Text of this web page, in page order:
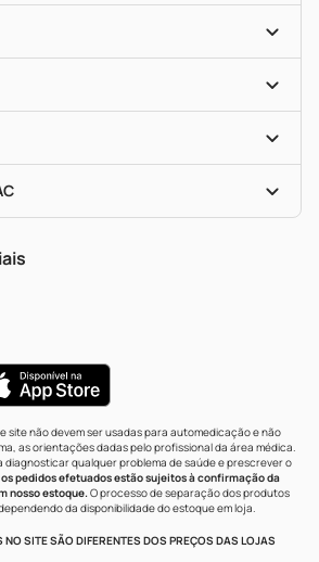
Brasil
site não devem ser usadas para automedicação e não
as orientações dadas pelo profissional da área médica.
diagnosticar qualquer problema de saúde e prescrever o
os pedidos efetuados estão sujeitos à confirmação da
nosso estoque.O processo de separação dos produtos
da disponibilidade do estoque em loja.
SITE SÃO DIFERENTES DOS PREÇOS DAS LOJAS